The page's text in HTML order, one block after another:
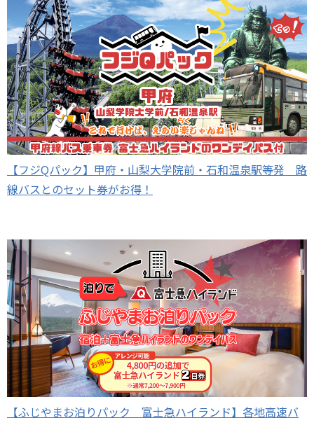
【フジQパック】甲府・山梨大学院前・石和温泉駅等発 路
線バスとのセット券がお得！
【ふじやまお泊りパック 富士急ハイランド】各地高速バ